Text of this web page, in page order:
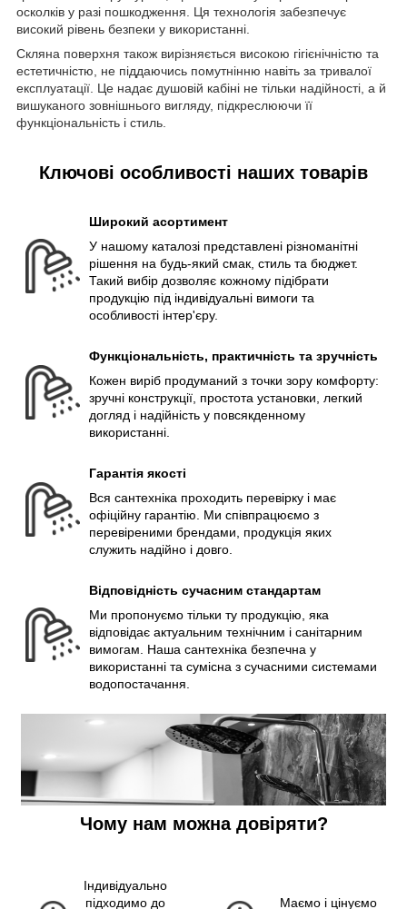
осколків у разі пошкодження. Ця технологія забезпечує
високий рівень безпеки у використанні.
Скляна поверхня також вирізняється високою гігієнічністю та
естетичністю, не піддаючись помутнінню навіть за тривалої
експлуатації. Це надає душовій кабіні не тільки надійності, а й
вишуканого зовнішнього вигляду, підкреслюючи її
функціональність і стиль.
Ключові особливості наших товарів
Широкий асортимент
У нашому каталозі представлені різноманітні
рішення на будь-який смак, стиль та бюджет.
Такий вибір дозволяє кожному підібрати
продукцію під індивідуальні вимоги та
особливості інтер'єру.
Функціональність, практичність та зручність
Кожен виріб продуманий з точки зору комфорту:
зручні конструкції, простота установки, легкий
догляд і надійність у повсякденному
використанні.
Гарантія якості
Вся сантехніка проходить перевірку і має
офіційну гарантію. Ми співпрацюємо з
перевіреними брендами, продукція яких
служить надійно і довго.
Відповідність сучасним стандартам
Ми пропонуємо тільки ту продукцію, яка
відповідає актуальним технічним і санітарним
вимогам. Наша сантехніка безпечна у
використанні та сумісна з сучасними системами
водопостачання.
Чому нам можна довіряти?
Індивідуально
підходимо до
Маємо і цінуємо